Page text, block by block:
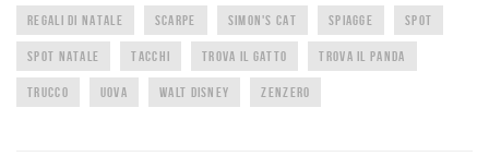
REGALI DI NATALE SCARPE SIMON'S CAT SPIAGGE SPOT
SPOT NATALE TACCHI TROVA IL GATTO TROVA IL PANDA
TRUCCO UOVA WALT DISNEY ZENZERO